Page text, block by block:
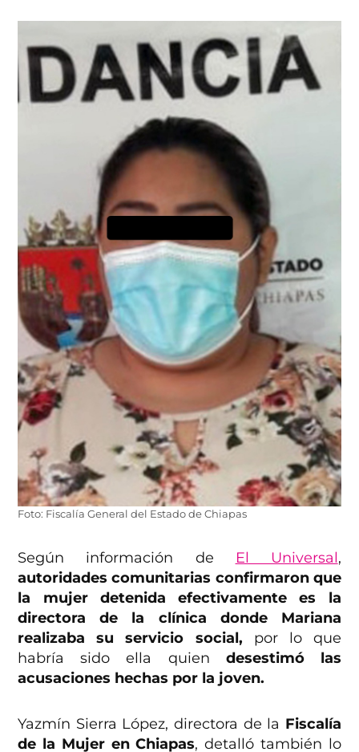
Foto: Fiscalía General del Estado de Chiapas
Según información de El Universal,
autoridades comunitarias confirmaron que
la mujer detenida efectivamente es la
directora de la clínica donde Mariana
realizaba su servicio social, por lo que
habría sido ella quien desestimó las
acusaciones hechas por la joven.
Yazmín Sierra López, directora de la Fiscalía
de la Mujer en Chiapas, detalló también lo